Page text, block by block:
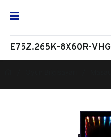
E75Z.265K-8X60R-VHG